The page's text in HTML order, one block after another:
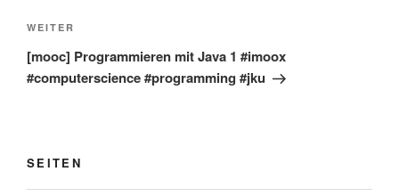
Nächster
Beitrag
WEITER
[mooc] Programmieren mit Java 1 #imoox
#computerscience #programming #jku
SEITEN